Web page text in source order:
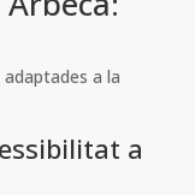
a la
a